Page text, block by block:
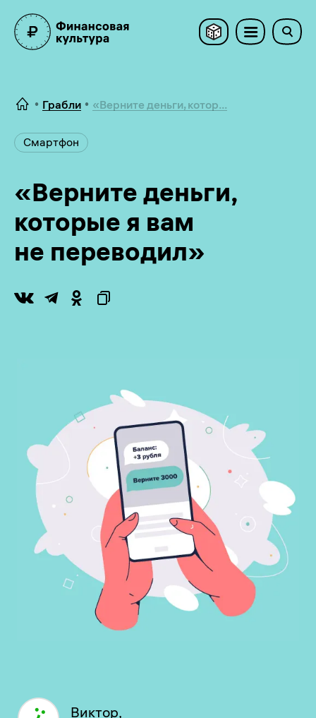
Грабли «Верните деньги, котор...
Смартфон
«Верните деньги,
которые я вам
не переводил»
Виктор,